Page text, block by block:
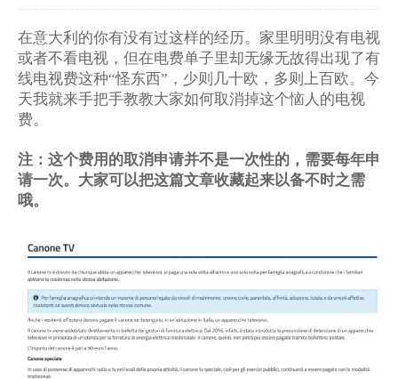
在意大利的你有没有过这样的经历。家里明明没有电视
或者不看电视，但在电费单子里却无缘无故得出现了有
线电视费这种“怪东西” ，少则几十欧，多则上百欧。今
天我就来手把手教教大家如何取消掉这个恼人的电视
费。
注：这个费用的取消申请并不是一次性的，需要每年申
请一次。大家可以把这篇文章收藏起来以备不时之需
哦。